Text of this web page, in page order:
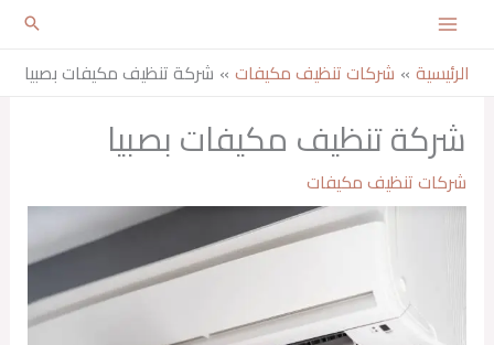
تخطي
المحتوى
الرئيسية شركات تنظيف مكيفات​ شركة تنظيف مكيفات بصبيا
شركة تنظيف مكيفات بصبيا
شركات تنظيف مكيفات​